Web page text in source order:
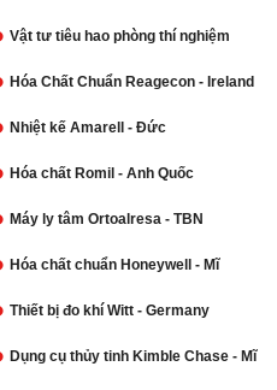
Vật tư tiêu hao phòng thí nghiệm
Hóa Chất Chuẩn Reagecon - Ireland
Nhiệt kế Amarell - Đức
Hóa chất Romil - Anh Quốc
Máy ly tâm Ortoalresa - TBN
Hóa chất chuẩn Honeywell - Mĩ
Thiết bị đo khí Witt - Germany
Dụng cụ thủy tinh Kimble Chase - Mĩ